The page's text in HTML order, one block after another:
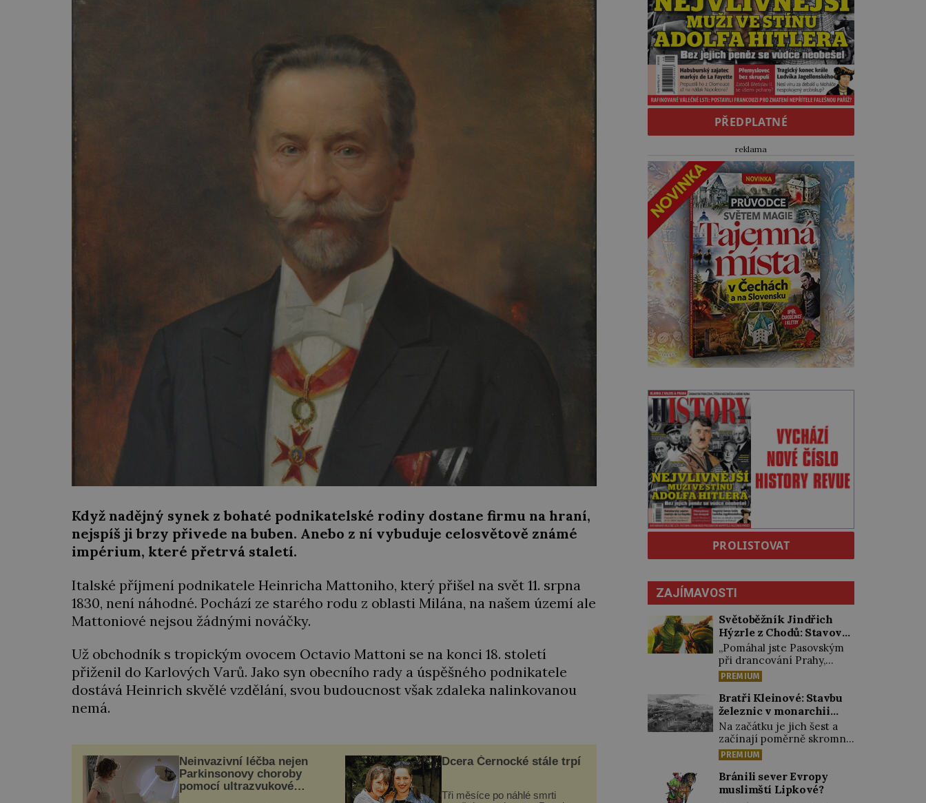
Když nadějný synek z bohaté podnikatelské rodiny dostane firmu na hraní,
nejspíš ji brzy přivede na buben. Anebo z ní vybuduje celosvětově známé
impérium, které přetrvá staletí.
Italské příjmení podnikatele Heinricha Mattoniho, který přišel na svět 11. srpna
1830, není náhodné. Pochází ze starého rodu z oblasti Milána, na našem území ale
Mattoniové nejsou žádnými nováčky.
Už obchodník s tropickým ovocem Octavio Mattoni se na konci 18. století
přiženil do Karlových Varů. Jako syn obecního rady a úspěšného podnikatele
dostává Heinrich skvělé vzdělání, svou budoucnost však zdaleka nalinkovanou
nemá.
Neinvazivní léčba nejen
Parkinsonovy choroby
pomocí ultrazvukové
Dcera Černocké stále trpí
Tři měsíce po náhlé smrti
PŘEDPLATNÉ
reklama
PROLISTOVAT
ZAJÍMAVOSTI
Světoběžník Jindřich
Hýzrle z Chodů: Stavové
ho měli za zrádce
„Pomáhal jste Pasovským
při drancování Prahy,
zradil jste nás!“ nařknou
čeští stavové hlavního
zbrojmistra zemské
hotovosti. Jindřich se však
zastrašit nenechá.
Zachová chladnou hlavu a
trestu unikne. Nicméně
cejchu zrádce se už
nezbaví… Tři roky stačily!
Škola pro něj není.
Jindřich Michal Hýzrle z
PREMIUM
Bratři Kleinové: Stavbu
železnic v monarchii
ovládli samouci
Na začátku je jich šest a
začínají poměrně skromně,
úpravami zahrad, rybníků a
parků. Postupně si ale
troufnou i na stavbu
železnic. Během 40 let
PREMIUM
Bránili sever Evropy
muslimští Lipkové?